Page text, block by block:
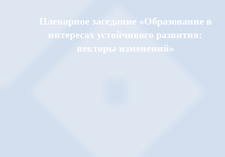
Пленарное заседание «Образование в
интересах устойчивого развития:
векторы изменений»